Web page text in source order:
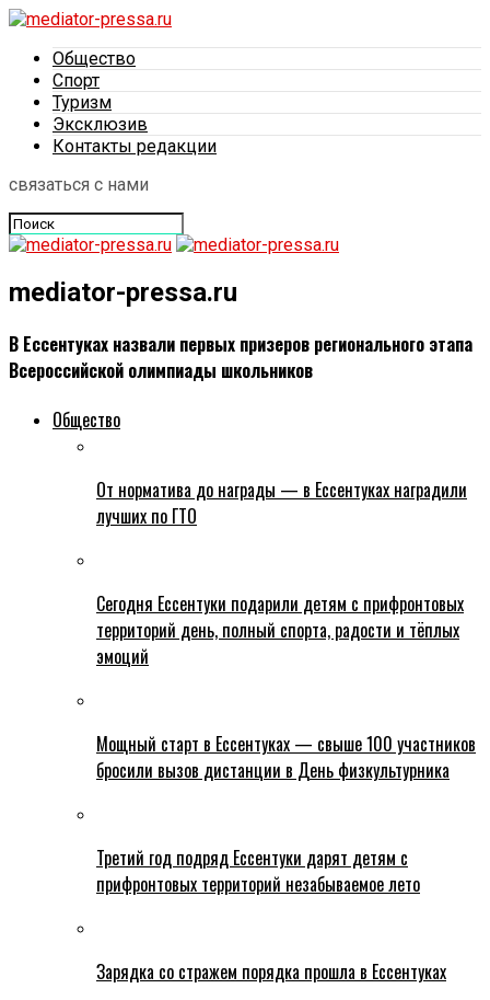
Общество
Спорт
Туризм
Эксклюзив
Контакты редакции
связаться с нами
mediator-pressa.ru
В Ессентуках назвали первых призеров регионального этапа
Всероссийской олимпиады школьников
Общество
От норматива до награды — в Ессентуках наградили
лучших по ГТО
Сегодня Ессентуки подарили детям с прифронтовых
территорий день, полный спорта, радости и тёплых
эмоций
Мощный старт в Ессентуках — свыше 100 участников
бросили вызов дистанции в День физкультурника
Третий год подряд Ессентуки дарят детям с
прифронтовых территорий незабываемое лето
Зарядка со стражем порядка прошла в Ессентуках